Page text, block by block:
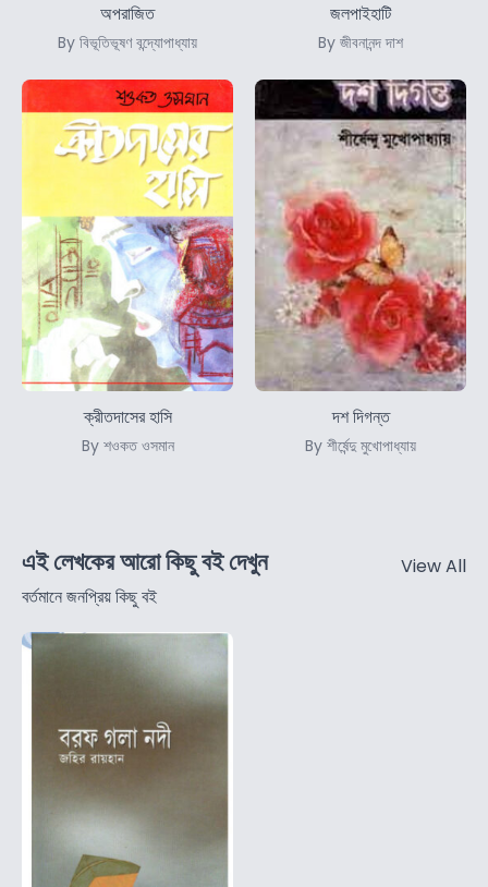
অপরাজিত
By বিভূতিভূষণ বন্দ্যোপাধ্যায়
জলপাইহাটি
By জীবনানন্দ দাশ
ক্রীতদাসের হাসি
By শওকত ওসমান
দশ দিগন্ত
By শীর্ষেন্দু মুখোপাধ্যায়
এই লেখকের আরো কিছু বই দেখুন
বর্তমানে জনপ্রিয় কিছু বই
View All